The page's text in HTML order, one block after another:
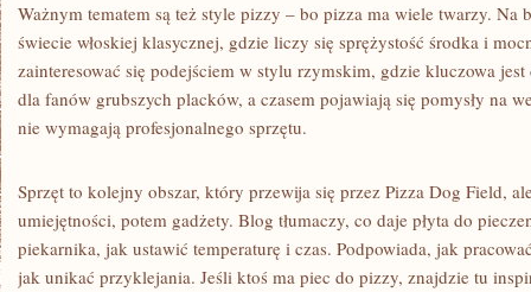
Ważnym tematem są też style pizzy – bo pizza ma wiele twarzy. Na
świecie włoskiej klasycznej, gdzie liczy się sprężystość środka i
zainteresować się podejściem w stylu rzymskim, gdzie kluczowa
dla fanów grubszych placków, a czasem pojawiają się pomysły na
nie wymagają profesjonalnego sprzętu.
Sprzęt to kolejny obszar, który przewija się przez Pizza Dog Field,
umiejętności, potem gadżety. Blog tłumaczy, co daje płyta do
piekarnika, jak ustawić temperaturę i czas. Podpowiada, jak
jak unikać przyklejania. Jeśli ktoś ma piec do pizzy, znajdzie tu